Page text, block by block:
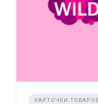
КАРТОЧКИ ТОВАРОВ